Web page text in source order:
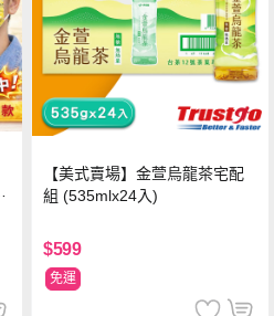
【美式賣場】金萱烏龍茶宅配
組 (535mlx24入)
$599
免運